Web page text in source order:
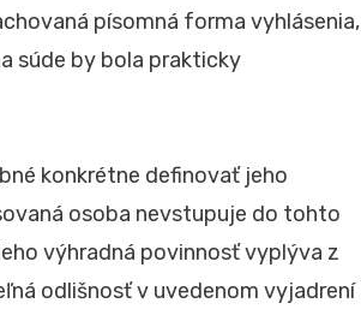
písomná forma vyhlásenia,
súde by bola prakticky
konkrétne definovať jeho
osoba nevstupuje do tohto
výhradná povinnosť vyplýva z
odlišnosť v uvedenom vyjadrení